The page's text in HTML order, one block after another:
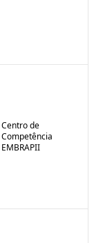
Centro de
Competência
EMBRAPII